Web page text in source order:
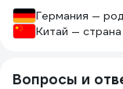
Германия —
Китай —
Вопросы и